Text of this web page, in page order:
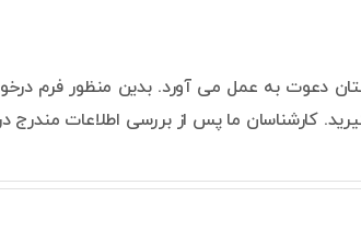
دعوت به عمل می آورد. بدین منظور فرم
کارشناسان ما پس از بررسی اطلاعات